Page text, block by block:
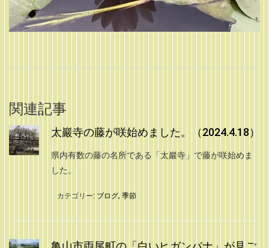
関連記事
太巖寺の藤が咲始めました。（2024.4.18）
県内有数の藤の名所である「太巖寺」で藤が咲始めま
した。
カテゴリー: ブログ, 季節